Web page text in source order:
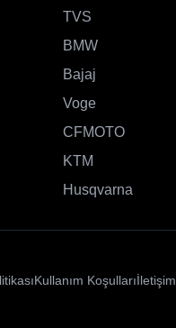
TVS
BMW
Bajaj
Voge
CFMOTO
KTM
Husqvarna
Kullanım Koşullarıİletişim